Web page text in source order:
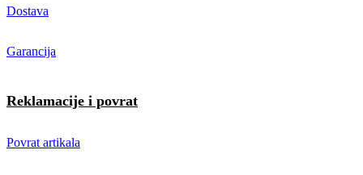
Dostava
Garancija
Reklamacije i povrat
Povrat artikala